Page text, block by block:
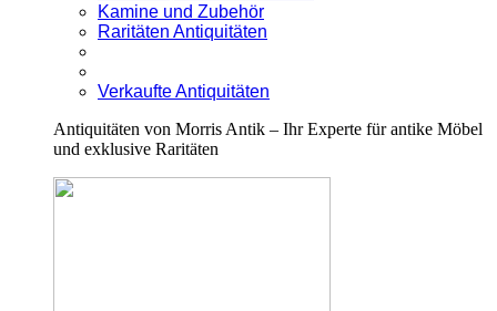
Kamine und Zubehör
Raritäten Antiquitäten
Verkaufte Antiquitäten
Antiquitäten von Morris Antik – Ihr Experte für antike Möbel
und exklusive Raritäten